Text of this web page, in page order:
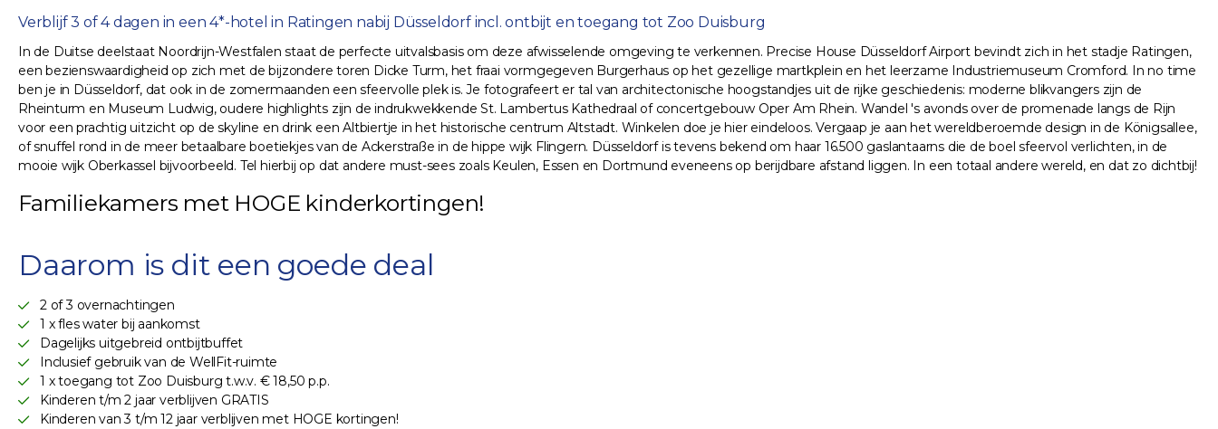
Verblijf 3 of 4 dagen in een 4*-hotel in Ratingen nabij Düsseldorf incl. ontbijt en toegang tot Zoo Duisburg
In de Duitse deelstaat Noordrijn-Westfalen staat de perfecte uitvalsbasis om deze afwisselende omgeving te verkennen. Precise House Düsseldorf Airport bevindt zich in het stadje Ratingen,
een bezienswaardigheid op zich met de bijzondere toren Dicke Turm, het fraai vormgegeven Burgerhaus op het gezellige martkplein en het leerzame Industriemuseum Cromford. In no time
ben je in Düsseldorf, dat ook in de zomermaanden een sfeervolle plek is. Je fotografeert er tal van architectonische hoogstandjes uit de rijke geschiedenis: moderne blikvangers zijn de
Rheinturm en Museum Ludwig, oudere highlights zijn de indrukwekkende St. Lambertus Kathedraal of concertgebouw Oper Am Rhein. Wandel 's avonds over de promenade langs de Rijn
voor een prachtig uitzicht op de skyline en drink een Altbiertje in het historische centrum Altstadt. Winkelen doe je hier eindeloos. Vergaap je aan het wereldberoemde design in de Königsallee,
of snuffel rond in de meer betaalbare boetiekjes van de Ackerstraße in de hippe wijk Flingern. Düsseldorf is tevens bekend om haar 16.500 gaslantaarns die de boel sfeervol verlichten, in de
mooie wijk Oberkassel bijvoorbeeld. Tel hierbij op dat andere must-sees zoals Keulen, Essen en Dortmund eveneens op berijdbare afstand liggen. In een totaal andere wereld, en dat zo dichtbij!
Familiekamers met HOGE kinderkortingen!
Daarom is dit een goede deal
2 of 3 overnachtingen
1 x fles water bij aankomst
Dagelijks uitgebreid ontbijtbuffet
Inclusief gebruik van de WellFit-ruimte
1 x toegang tot Zoo Duisburg t.w.v. € 18,50 p.p.
Kinderen t/m 2 jaar verblijven GRATIS
Kinderen van 3 t/m 12 jaar verblijven met HOGE kortingen!